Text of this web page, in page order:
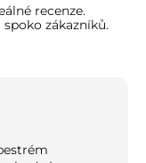
recenze.
spoko zákazníků.